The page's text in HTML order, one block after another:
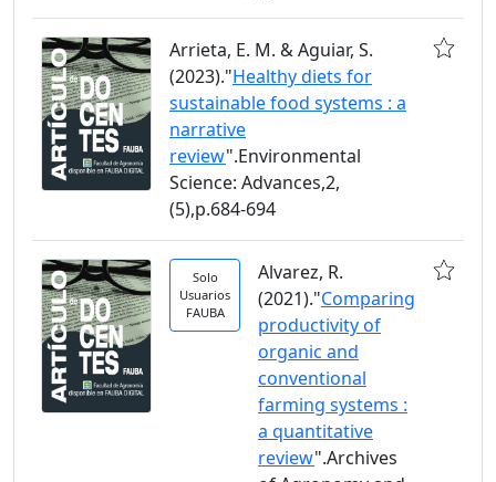
Arrieta, E. M. & Aguiar, S.
(2023)."Healthy diets for
sustainable food systems : a
narrative
review".Environmental
Science: Advances,2,
(5),p.684-694
Solo
Usuarios
FAUBA
Alvarez, R.
(2021)."Comparing
productivity of
organic and
conventional
farming systems :
a quantitative
review".Archives